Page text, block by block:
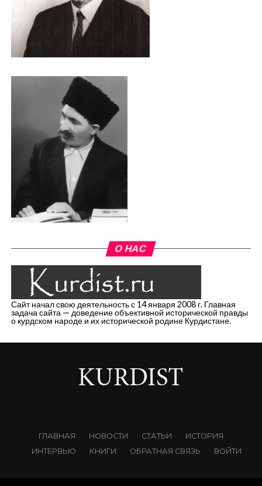
О НАС
Сайт начал свою деятельность с 14 января 2008 г. Главная
задача сайта — доведение объективной исторической правды
о курдском народе и их исторической родине Курдистане.
ГЛАВНАЯ НОВОСТИ СТАТЬИ
ИСТОРИЯ
ИНТЕРВЬЮ
КНИГИ ОБРАТНАЯ СВЯЗЬ ВОЙТИ